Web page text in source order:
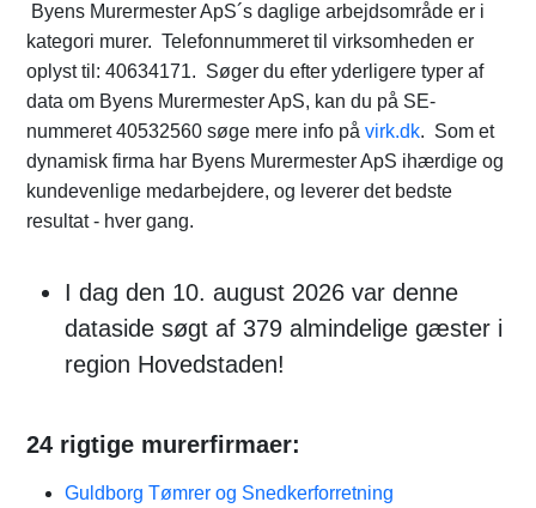
Byens Murermester ApS´s daglige arbejdsområde er i
kategori murer. Telefonnummeret til virksomheden er
oplyst til: 40634171. Søger du efter yderligere typer af
data om Byens Murermester ApS, kan du på SE-
nummeret 40532560 søge mere info på virk.dk. Som et
dynamisk firma har Byens Murermester ApS ihærdige og
kundevenlige medarbejdere, og leverer det bedste
resultat - hver gang.
I dag den 10. august 2026 var denne
dataside søgt af 379 almindelige gæster i
region Hovedstaden!
24 rigtige murerfirmaer:
Guldborg Tømrer og Snedkerforretning